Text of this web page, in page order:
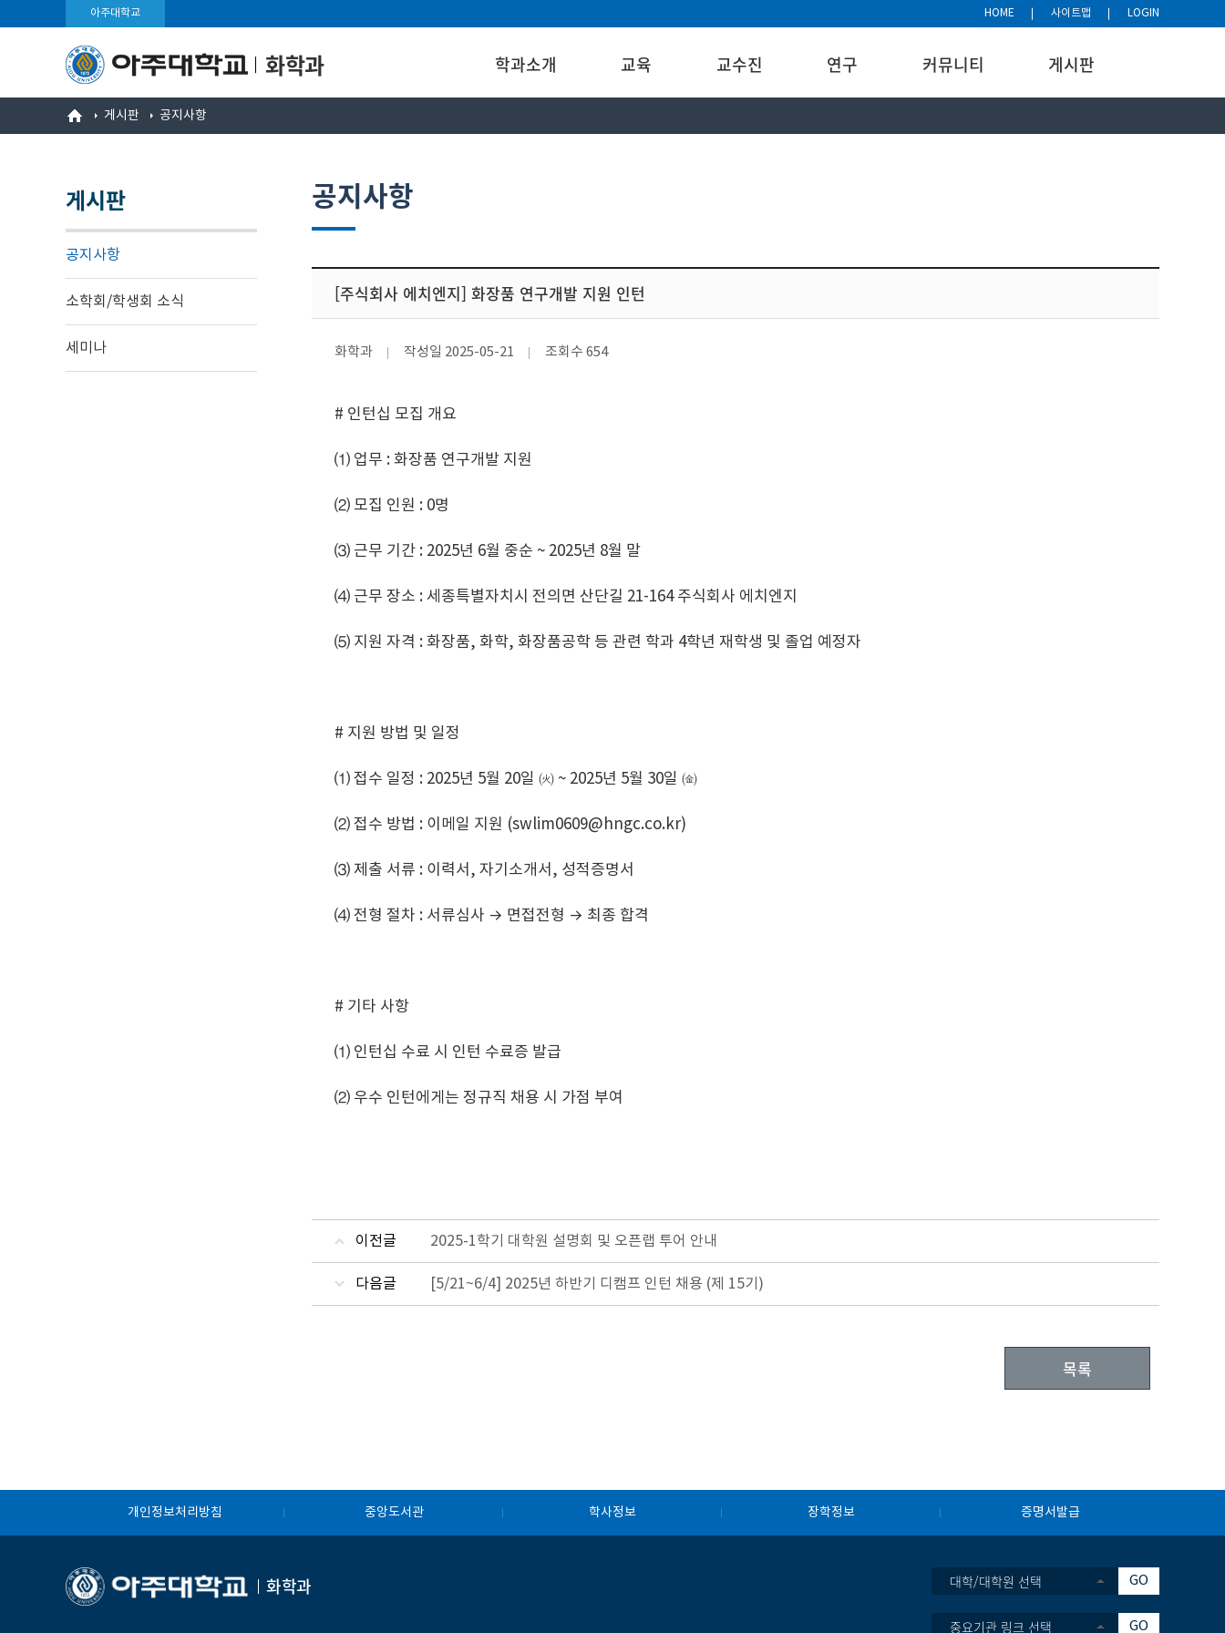
아주대학교 HOME 사이트맵 LOGIN
화학과 학과소개 교육 교수진 연구 커뮤니티 게시판
게시판 공지사항
게시판
공지사항
소학회/학생회 소식
세미나
공지사항
[주식회사 에치엔지] 화장품 연구개발 지원 인턴
화학과 작성일 2025-05-21 조회수 654
# 인턴십 모집 개요
⑴ 업무 : 화장품 연구개발 지원
⑵ 모집 인원 : 0명
⑶ 근무 기간 : 2025년 6월 중순 ~ 2025년 8월 말
⑷ 근무 장소 : 세종특별자치시 전의면 산단길 21-164 주식회사 에치엔지
⑸ 지원 자격 : 화장품, 화학, 화장품공학 등 관련 학과 4학년 재학생 및 졸업 예정자
# 지원 방법 및 일정
⑴ 접수 일정 : 2025년 5월 20일 ㈫ ~ 2025년 5월 30일 ㈮
⑵ 접수 방법 : 이메일 지원 (swlim0609@hngc.co.kr)
⑶ 제출 서류 : 이력서, 자기소개서, 성적증명서
⑷ 전형 절차 : 서류심사 → 면접전형 → 최종 합격
# 기타 사항
⑴ 인턴십 수료 시 인턴 수료증 발급
⑵ 우수 인턴에게는 정규직 채용 시 가점 부여
이전글 2025-1학기 대학원 설명회 및 오픈랩 투어 안내
다음글 [5/21~6/4] 2025년 하반기 디캠프 인턴 채용 (제 15기)
목록
개인정보처리방침 중앙도서관 학사정보 장학정보 증명서발급
대학/대학원 선택 GO
중요기관 링크 선택 GO
화학과